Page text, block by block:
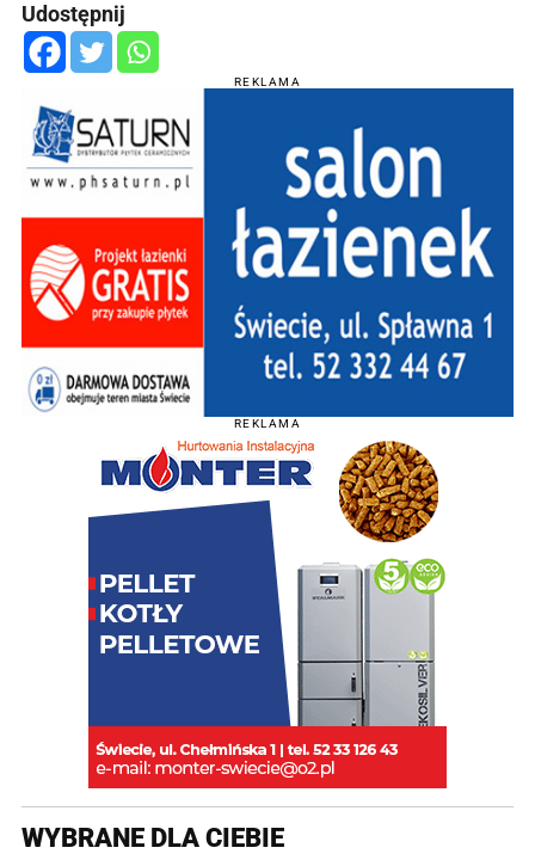
Udostępnij
REKLAMA
REKLAMA
WYBRANE DLA CIEBIE